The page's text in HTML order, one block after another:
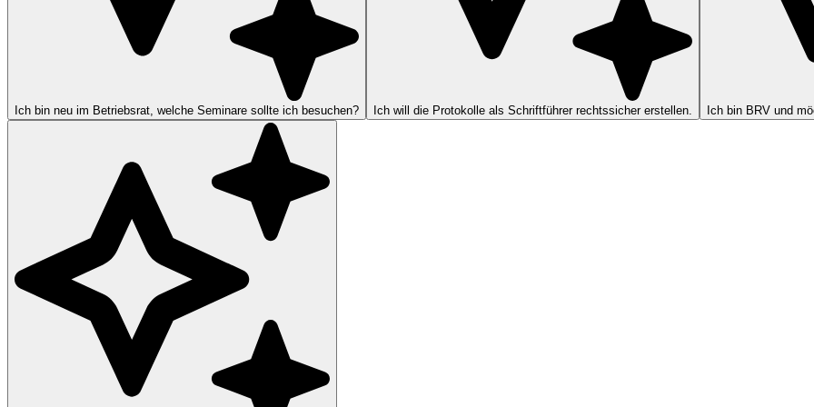
Ich bin neu im Betriebsrat, welche Seminare sollte ich besuchen? Ich will die Protokolle als Schriftführer rechtssicher erstellen. Ich bin BRV und